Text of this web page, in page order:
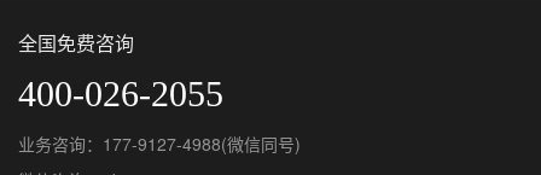
全国免费咨询
400-026-2055
业务咨询：177-9127-4988(微信同号)